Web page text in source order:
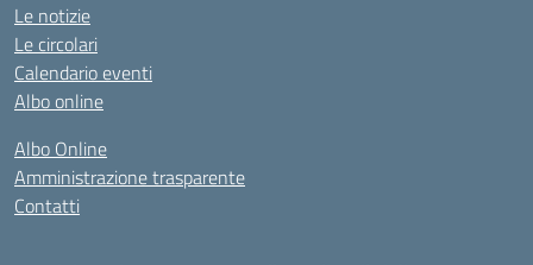
Le notizie
Le circolari
Calendario eventi
Albo online
Albo Online
Amministrazione trasparente
Contatti